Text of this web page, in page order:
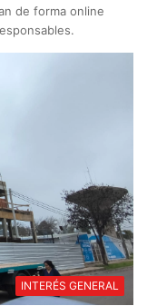
de forma online
INTERÉS GENERAL